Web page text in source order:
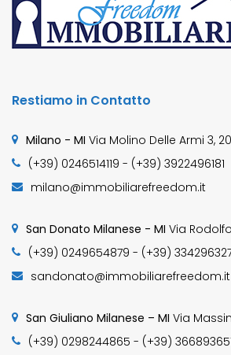
Restiamo in Contatto
Milano - MI Via Molino Delle Armi 3,
(+39) 0246514119 - (+39) 3922496181
milano@immobiliarefreedom.it
San Donato Milanese - MI Via
(+39) 0249654879 - (+39)
sandonato@immobiliarefreedom.it
San Giuliano Milanese – MI Via
(+39) 0298244865 - (+39)